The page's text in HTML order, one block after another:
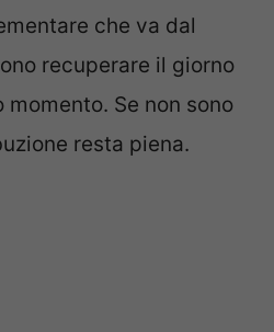
che va dal
recuperare il giorno
Se non sono
resta piena.